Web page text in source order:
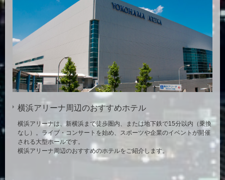
横浜アリーナ周辺のおすすめホテル
横浜アリーナは、新横浜まで徒歩圏内、または地下鉄で15分以内（乗換
なし）。ライブ・コンサートを始め、スポーツや企業のイベントが開催
される大型ホールです。
横浜アリーナ周辺のおすすめのホテルをご紹介します。